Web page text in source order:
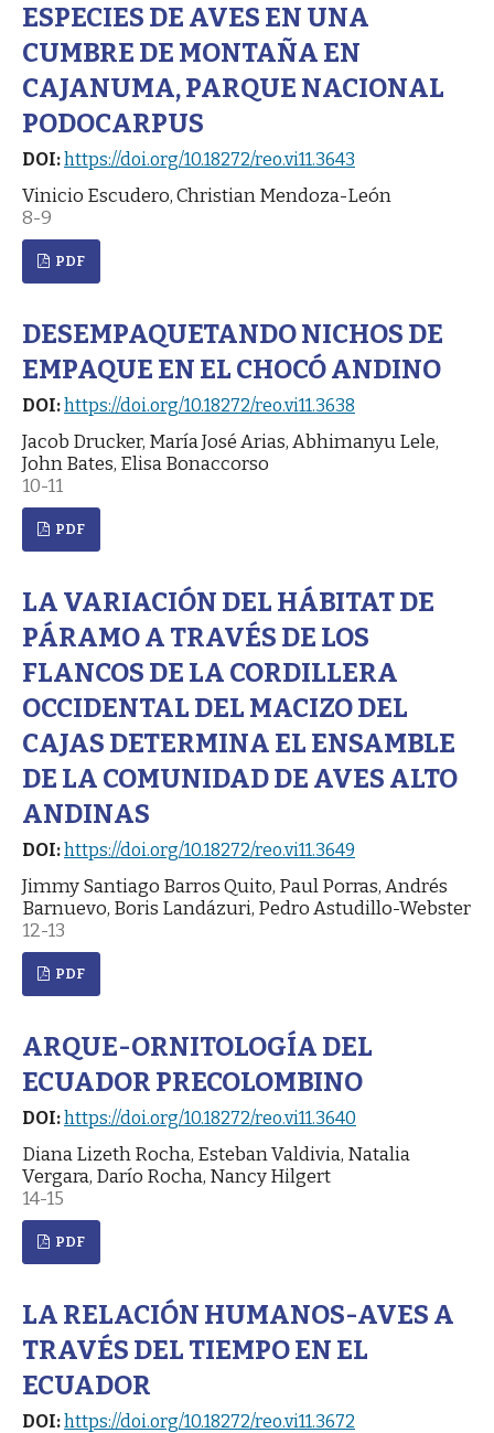
ESPECIES DE AVES EN UNA
CUMBRE DE MONTAÑA EN
CAJANUMA, PARQUE NACIONAL
PODOCARPUS
DOI:https://doi.org/10.18272/reo.vi11.3643
Vinicio Escudero, Christian Mendoza-León
8-9
PDF
DESEMPAQUETANDO NICHOS DE
EMPAQUE EN EL CHOCÓ ANDINO
DOI:https://doi.org/10.18272/reo.vi11.3638
Jacob Drucker, María José Arias, Abhimanyu Lele,
John Bates, Elisa Bonaccorso
10-11
PDF
LA VARIACIÓN DEL HÁBITAT DE
PÁRAMO A TRAVÉS DE LOS
FLANCOS DE LA CORDILLERA
OCCIDENTAL DEL MACIZO DEL
CAJAS DETERMINA EL ENSAMBLE
DE LA COMUNIDAD DE AVES ALTO
ANDINAS
DOI:https://doi.org/10.18272/reo.vi11.3649
Jimmy Santiago Barros Quito, Paul Porras, Andrés
Barnuevo, Boris Landázuri, Pedro Astudillo-Webster
12-13
PDF
ARQUE-ORNITOLOGÍA DEL
ECUADOR PRECOLOMBINO
DOI:https://doi.org/10.18272/reo.vi11.3640
Diana Lizeth Rocha, Esteban Valdivia, Natalia
Vergara, Darío Rocha, Nancy Hilgert
14-15
PDF
LA RELACIÓN HUMANOS-AVES A
TRAVÉS DEL TIEMPO EN EL
ECUADOR
DOI:https://doi.org/10.18272/reo.vi11.3672